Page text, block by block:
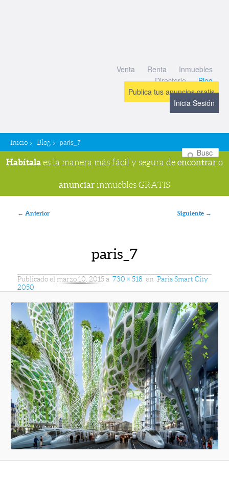
Venta Renta
Inmuebles
Directorio
Blog
Publica tus anuncios gratis
Inicia Sesión
Inicio > Blog > paris_7
Habítala es la manera más fácil y segura de encontrar o
anunciar inmuebles GRATIS
Navegador de imágenes
← Anterior Siguiente →
paris_7
Publicado el marzo 10, 2015a 730 × 518 en Paris Smart City
2050